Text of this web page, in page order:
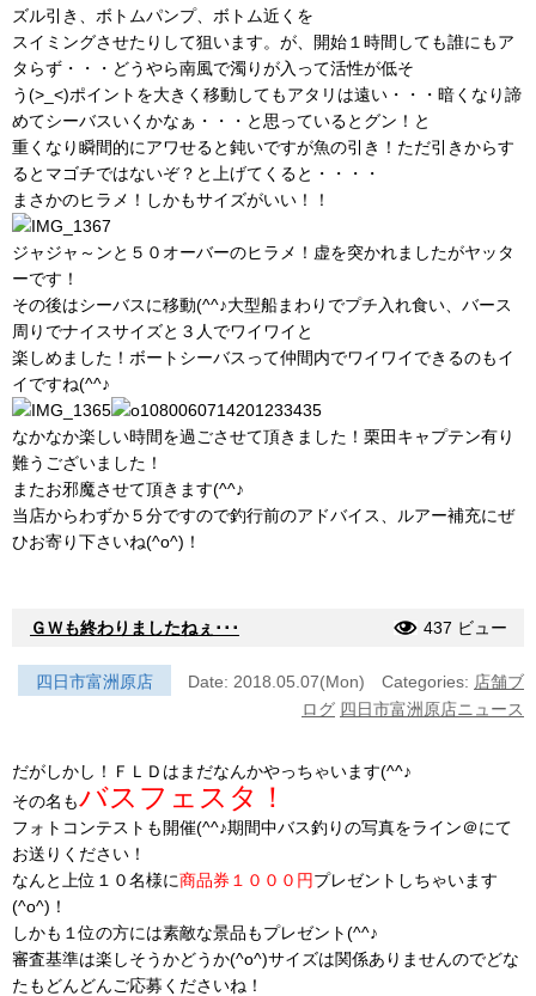
ズル引き、ボトムパンプ、ボトム近くを
スイミングさせたりして狙います。が、開始１時間しても誰にもア
タらず・・・どうやら南風で濁りが入って活性が低そ
う(>_<)ポイントを大きく移動してもアタリは遠い・・・暗くなり諦
めてシーバスいくかなぁ・・・と思っているとグン！と
重くなり瞬間的にアワせると鈍いですが魚の引き！ただ引きからす
るとマゴチではないぞ？と上げてくると・・・・
まさかのヒラメ！しかもサイズがいい！！
ジャジャ～ンと５０オーバーのヒラメ！虚を突かれましたがヤッタ
ーです！
その後はシーバスに移動(^^♪大型船まわりでプチ入れ食い、バース
周りでナイスサイズと３人でワイワイと
楽しめました！ボートシーバスって仲間内でワイワイできるのもイ
イですね(^^♪
なかなか楽しい時間を過ごさせて頂きました！栗田キャプテン有り
難うございました！
またお邪魔させて頂きます(^^♪
当店からわずか５分ですので釣行前のアドバイス、ルアー補充にぜ
ひお寄り下さいね(^o^)！
ＧＷも終わりましたねぇ･･･ 437 ビュー
四日市富洲原店 Date: 2018.05.07(Mon) Categories: 店舗ブ
ログ 四日市富洲原店ニュース
だがしかし！ＦＬＤはまだなんかやっちゃいます(^^♪
その名もバスフェスタ！
フォトコンテストも開催(^^♪期間中バス釣りの写真をライン＠にて
お送りください！
なんと上位１０名様に商品券１０００円プレゼントしちゃいます
(^o^)！
しかも１位の方には素敵な景品もプレゼント(^^♪
審査基準は楽しそうかどうか(^o^)サイズは関係ありませんのでどな
たもどんどんご応募くださいね！